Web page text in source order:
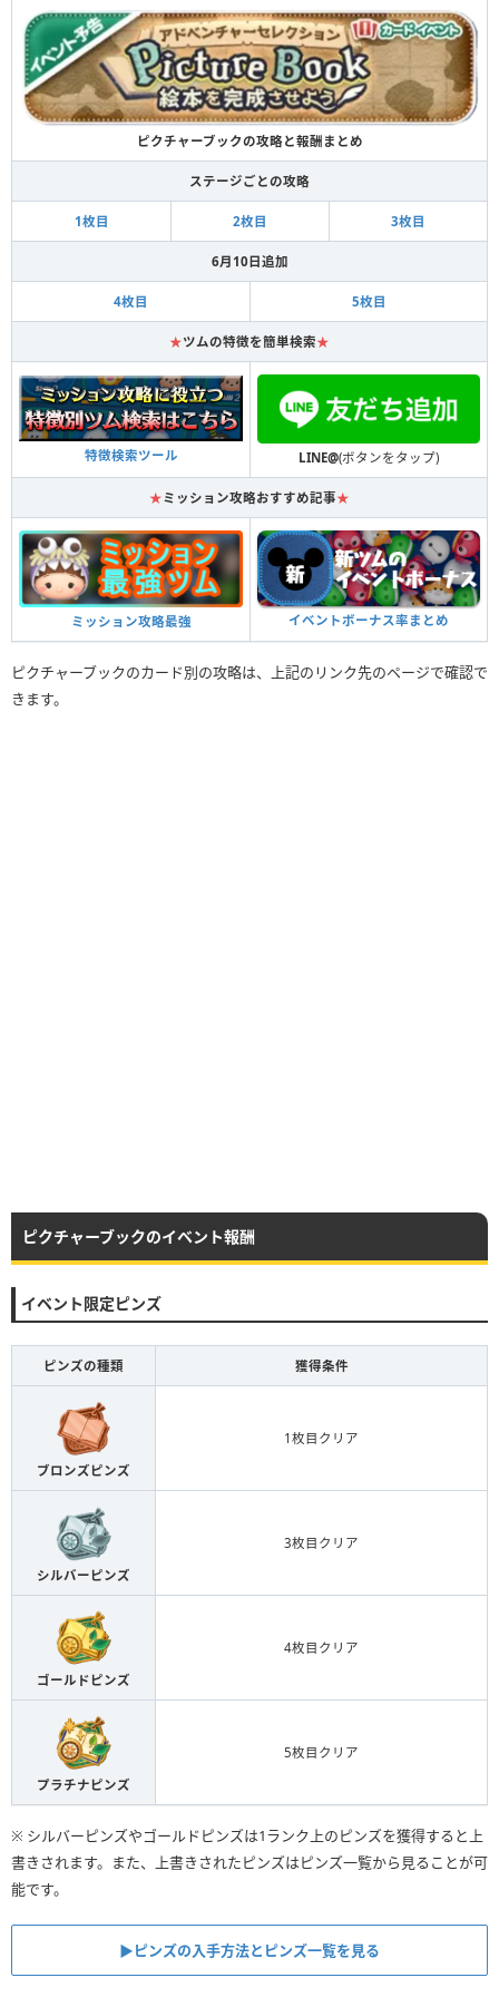
ピクチャーブックの攻略と報酬まとめ
ステージごとの攻略
1枚目 2枚目 3枚目
6月10日追加
4枚目 5枚目
★ツムの特徴を簡単検索★
特徴検索ツール LINE@(ボタンをタップ)
★ミッション攻略おすすめ記事★
ミッション攻略最強 イベントボーナス率まとめ
ピクチャーブックのカード別の攻略は、上記のリンク先のページで確認で
きます。
ピクチャーブックのイベント報酬
イベント限定ピンズ
ピンズの種類 獲得条件
ブロンズピンズ
1枚目クリア
シルバーピンズ
3枚目クリア
ゴールドピンズ
4枚目クリア
プラチナピンズ
5枚目クリア
※ シルバーピンズやゴールドピンズは1ランク上のピンズを獲得すると上
書きされます。また、上書きされたピンズはピンズ一覧から見ることが可
能です。
▶ピンズの入手方法とピンズ一覧を見る